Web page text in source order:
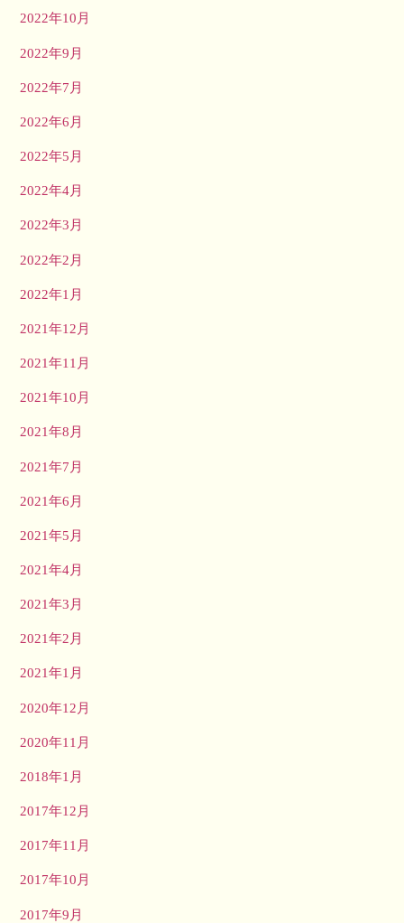
2022年10月
2022年9月
2022年7月
2022年6月
2022年5月
2022年4月
2022年3月
2022年2月
2022年1月
2021年12月
2021年11月
2021年10月
2021年8月
2021年7月
2021年6月
2021年5月
2021年4月
2021年3月
2021年2月
2021年1月
2020年12月
2020年11月
2018年1月
2017年12月
2017年11月
2017年10月
2017年9月